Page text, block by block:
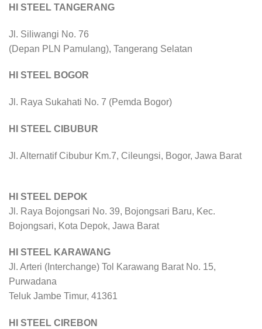
HI STEEL TANGERANG
Jl. Siliwangi No. 76
(Depan PLN Pamulang), Tangerang Selatan
HI STEEL BOGOR
Jl. Raya Sukahati No. 7 (Pemda Bogor)
HI STEEL CIBUBUR
Jl. Alternatif Cibubur Km.7, Cileungsi, Bogor, Jawa Barat
HI STEEL DEPOK
Jl. Raya Bojongsari No. 39, Bojongsari Baru, Kec.
Bojongsari, Kota Depok, Jawa Barat
HI STEEL KARAWANG
Jl. Arteri (Interchange) Tol Karawang Barat No. 15,
Purwadana
Teluk Jambe Timur, 41361
HI STEEL CIREBON